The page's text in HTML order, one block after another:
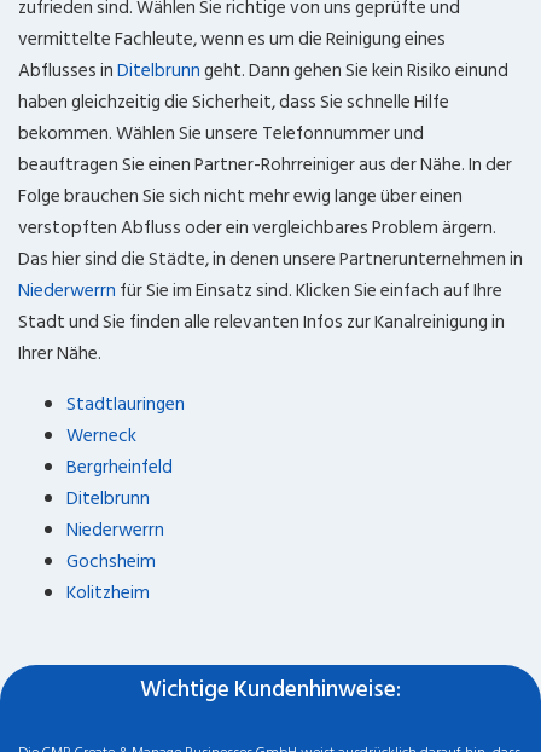
zufrieden sind. Wählen Sie richtige von uns geprüfte und
vermittelte Fachleute, wenn es um die Reinigung eines
Abflusses inDitelbrunngeht. Dann gehen Sie kein Risiko einund
haben gleichzeitig die Sicherheit, dass Sie schnelle Hilfe
bekommen. Wählen Sie unsere Telefonnummer und
beauftragen Sie einen Partner-Rohrreiniger aus der Nähe. In der
Folge brauchen Sie sich nicht mehr ewig lange über einen
verstopften Abfluss oder ein vergleichbares Problem ärgern.
Das hier sind die Städte, in denen unsere Partnerunternehmen in
Niederwerrn für Sie im Einsatz sind. Klicken Sie einfach auf Ihre
Stadt und Sie finden alle relevanten Infos zur Kanalreinigung in
Ihrer Nähe.
Stadtlauringen
Werneck
Bergrheinfeld
Ditelbrunn
Niederwerrn
Gochsheim
Kolitzheim
Wichtige Kundenhinweise: